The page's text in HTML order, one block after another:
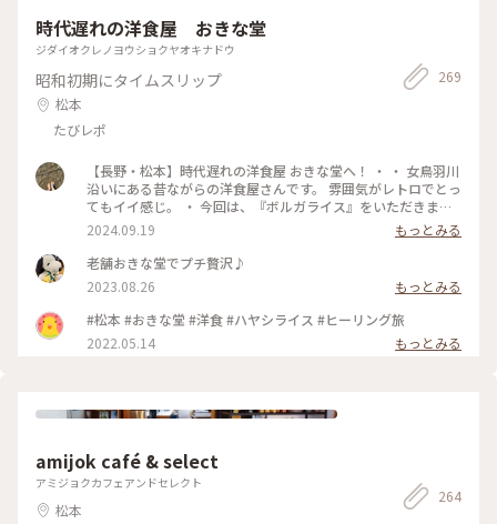
時代遅れの洋食屋 おきな堂
ジダイオクレノヨウショクヤオキナドウ
昭和初期にタイムスリップ
松本
たびレポ
269
【長野・松本】時代遅れの洋食屋 おきな堂へ！ ・ ・ 女鳥羽川
沿いにある昔ながらの洋食屋さんです。 雰囲気がレトロでとっ
てもイイ感じ。 ・ 今回は、『ボルガライス』をいただきまし
た。 真ん中にオムライス左右にチキンカツとハヤシが乗って
います。 チキンカツには味がしっかりついていて、オムライス
との相性👍ハヤシも濃いめの味でオムライスとの相性👍とって
も美味しかったです☆ ・ このお店、友達が連れてきてくれた
んですが、私も誰かに紹介したいと思うお店でした。 ・ ・ #
松本市 #松本市ランチ #松本市ディナー #おきな堂 #ボルガラ
イス #松本城周辺 #松本駅周辺
2024.09.19
もっとみる
老舗おきな堂でプチ贅沢♪
2023.08.26
もっとみる
#松本 #おきな堂 #洋食 #ハヤシライス #ヒーリング旅
2022.05.14
もっとみる
amijok café & select
アミジョクカフェアンドセレクト
松本
264